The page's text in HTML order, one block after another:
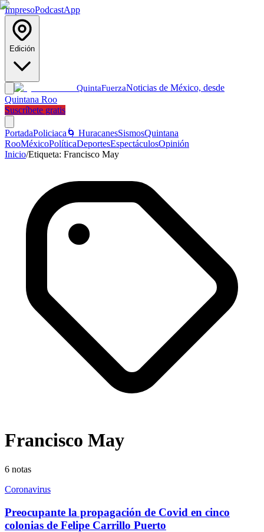
ImpresoPodcastApp
Edición
QuintaFuerzaNoticias de México, desde
Quintana Roo
Suscríbete gratis
PortadaPoliciaca 🌀 HuracanesSismosQuintana
RooMéxicoPolíticaDeportesEspectáculosOpinión
Inicio/Etiqueta: Francisco May
Francisco May
6 notas
Coronavirus
Preocupante la propagación de Covid en cinco
colonias de Felipe Carrillo Puerto